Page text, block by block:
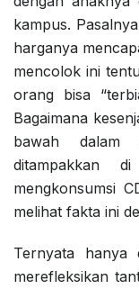
kampus.
harganya
mencolok ini
orang bisa
Bagaimana
bawah dalam
ditampakkan
mengkonsumsi
melihat fakta ini
Ternyata hanya
merefleksikan